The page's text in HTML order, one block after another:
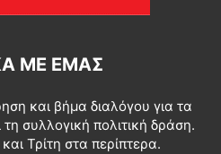
ΜΕ ΕΜΆΣ
και βήμα διαλόγου για τα
συλλογική πολιτική δράση.
Τρίτη στα περίπτερα.